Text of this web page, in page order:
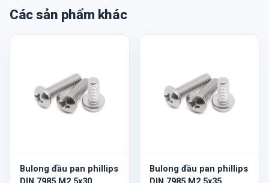
Các sản phẩm khác
Bulong đầu pan phillips
Bulong đầu pan phillips